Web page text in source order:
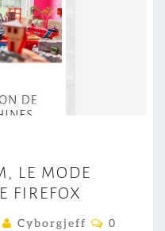
LE MODE
FIREFOX
Cyborgjeff
C
0